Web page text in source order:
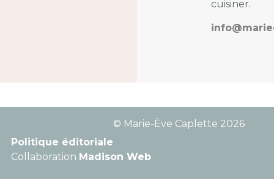
cuisiner.
© Marie-Ève Caplette 2026
Collaboration Madison Web
Politique éditoriale